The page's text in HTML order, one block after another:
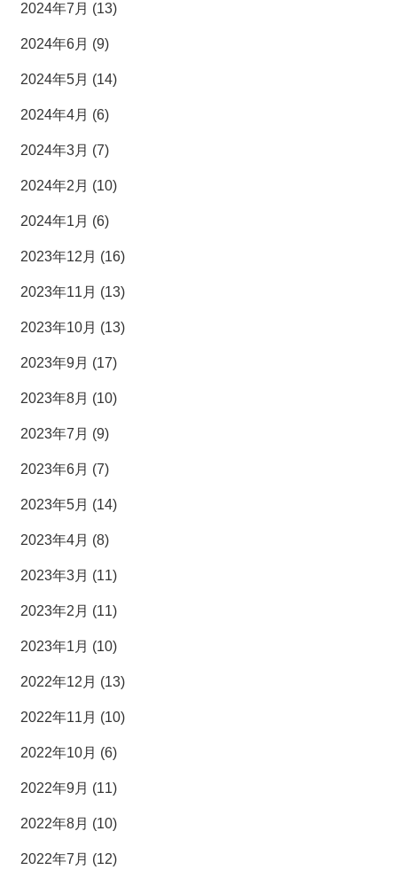
2024年7月 (13)
2024年6月 (9)
2024年5月 (14)
2024年4月 (6)
2024年3月 (7)
2024年2月 (10)
2024年1月 (6)
2023年12月 (16)
2023年11月 (13)
2023年10月 (13)
2023年9月 (17)
2023年8月 (10)
2023年7月 (9)
2023年6月 (7)
2023年5月 (14)
2023年4月 (8)
2023年3月 (11)
2023年2月 (11)
2023年1月 (10)
2022年12月 (13)
2022年11月 (10)
2022年10月 (6)
2022年9月 (11)
2022年8月 (10)
2022年7月 (12)